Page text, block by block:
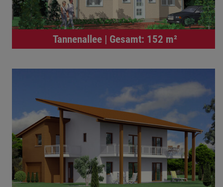
Tannenallee | Gesamt: 152 m²